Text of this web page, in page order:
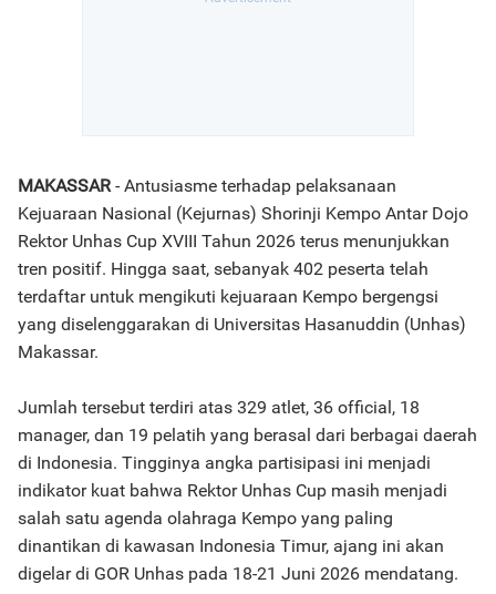
MAKASSAR- Antusiasme terhadap pelaksanaan
Kejuaraan Nasional (Kejurnas) Shorinji Kempo Antar Dojo
Rektor Unhas Cup XVIII Tahun 2026 terus menunjukkan
tren positif. Hingga saat, sebanyak 402 peserta telah
terdaftar untuk mengikuti kejuaraan Kempo bergengsi
yang diselenggarakan di Universitas Hasanuddin (Unhas)
Makassar.
Jumlah tersebut terdiri atas 329 atlet, 36 official, 18
manager, dan 19 pelatih yang berasal dari berbagai daerah
di Indonesia. Tingginya angka partisipasi ini menjadi
indikator kuat bahwa Rektor Unhas Cup masih menjadi
salah satu agenda olahraga Kempo yang paling
dinantikan di kawasan Indonesia Timur, ajang ini akan
digelar di GOR Unhas pada 18-21 Juni 2026 mendatang.